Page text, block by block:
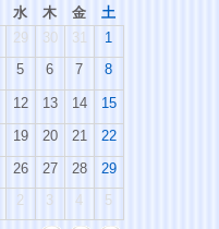
水 木 金
土
29 30 31
1
5 6 7 8
12 13 14 15
19 20 21
22
26 27 28
29
2 3 4 5